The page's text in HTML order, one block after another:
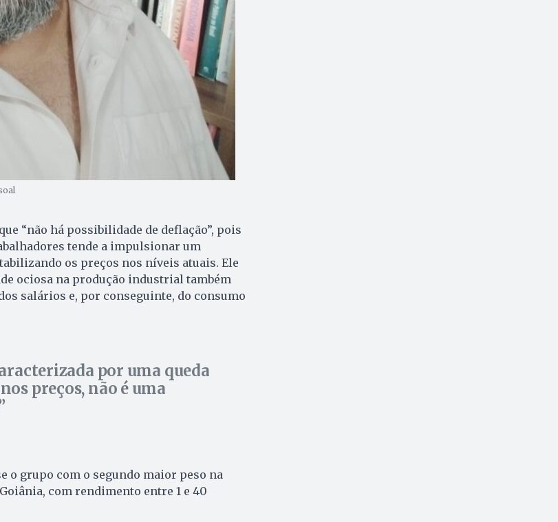
“não há possibilidade de deflação”, pois
tende a impulsionar um
os preços nos níveis atuais. Ele
ociosa na produção industrial também
salários e, por conseguinte, do consumo
por uma queda
preços, não é uma
o grupo com o segundo maior peso na
com rendimento entre 1 e 40